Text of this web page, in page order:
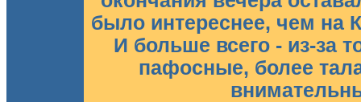
было интереснее, чем на
И больше всего - из-за
пафосные, более